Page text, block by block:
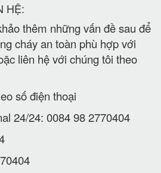
HỆ:
thêm những vấn đề sau để
cháy an toàn phù hợp với
liên hệ với chúng tôi theo
số điện thoại
24/24: 0084 98 2770404